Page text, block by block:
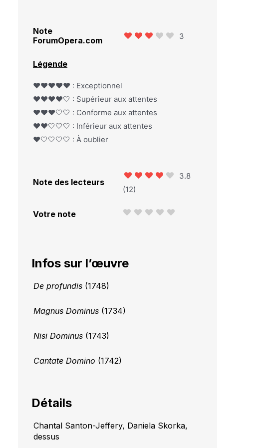
Note
ForumOpera.com
3
Légende
❤️❤️❤️❤️❤️ : Exceptionnel
❤️❤️❤️❤️🤍 : Supérieur aux attentes
❤️❤️❤️🤍🤍 : Conforme aux attentes
❤️❤️🤍🤍🤍 : Inférieur aux attentes
❤️🤍🤍🤍🤍 : À oublier
Note des lecteurs
3.8
(12)
Votre note
Infos sur l’œuvre
De profundis(1748)
Magnus Dominus(1734)
Nisi Dominus(1743)
Cantate Domino (1742)
Détails
Chantal Santon-Jeffery, Daniela Skorka,
dessus